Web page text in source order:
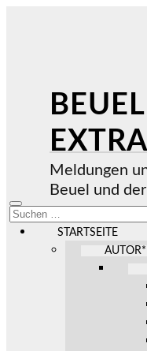
Meldungen
Beuel und
Mobile-
Menü
ein-/ausblenden
Suchen
nach:
STARTSEITE